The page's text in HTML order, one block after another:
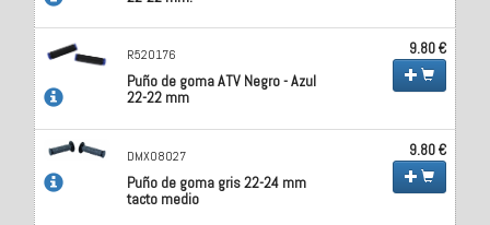
R520176
Puño de goma ATV Negro - Azul
22-22 mm
9.80 €
DMX08027
Puño de goma gris 22-24 mm
tacto medio
9.80 €